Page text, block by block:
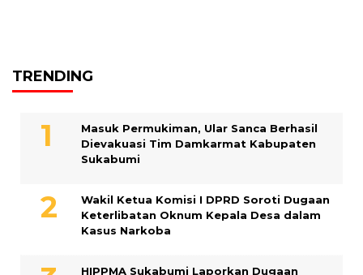
TRENDING
Masuk Permukiman, Ular Sanca Berhasil
Dievakuasi Tim Damkarmat Kabupaten
Sukabumi
Wakil Ketua Komisi I DPRD Soroti Dugaan
Keterlibatan Oknum Kepala Desa dalam
Kasus Narkoba
HIPPMA Sukabumi Laporkan Dugaan